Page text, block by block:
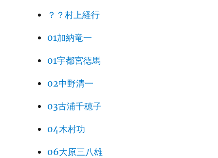
？？村上経行
01加納竜一
01宇都宮徳馬
02中野清一
03古浦千穂子
04木村功
06大原三八雄